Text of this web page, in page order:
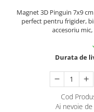
Girly
Lovely Hearts
Animals in Tubes
Magnet 3D Pinguin 7x9
perfect pentru frigider,
accesoriu
Durata de
Cod
Ai nevoie